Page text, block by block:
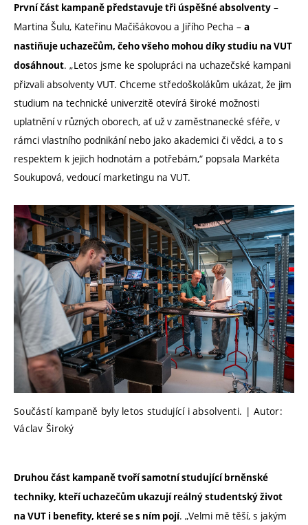
První část kampaně představuje tři úspěšné absolventy –
Martina Šulu, Kateřinu Mačišákovou a Jiřího Pecha – a
nastiňuje uchazečům, čeho všeho mohou díky studiu na VUT
dosáhnout. „Letos jsme ke spolupráci na uchazečské kampani
přizvali absolventy VUT. Chceme středoškolákům ukázat, že jim
studium na technické univerzitě otevírá široké možnosti
uplatnění v různých oborech, ať už v zaměstnanecké sféře, v
rámci vlastního podnikání nebo jako akademici či vědci, a to s
respektem k jejich hodnotám a potřebám,“ popsala Markéta
Soukupová, vedoucí marketingu na VUT.
Součástí kampaně byly letos studující i absolventi. | Autor:
Václav Široký
Druhou část kampaně tvoří samotní studující brněnské
techniky, kteří uchazečům ukazují reálný studentský život
na VUT i benefity, které se s ním pojí. „Velmi mě těší, s jakým